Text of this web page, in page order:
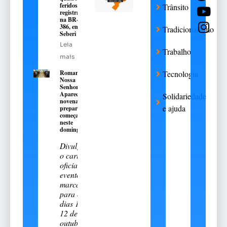
feridos é
registrado
na BR-
386, em
Seberi
Leia
mais
Romaria de
Nossa
Senhora
Aparecida:
novena
preparatória
começa
neste
domingo, 9
Divulgado
o cartal
oficial do
evento
marcado
para os
dias 11 e
12 de
outubro
Trânsito
Tradicionalismo
Trabalho
Tecnologia
Solidariedade
e ajuda